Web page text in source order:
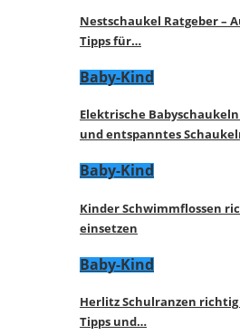
Nestschaukel Ratgeber –
Tipps für…
Baby-Kind
Elektrische
und entspanntes
Baby-Kind
Kinder Schwimmflossen
einsetzen
Baby-Kind
Herlitz Schulranzen
Tipps und…